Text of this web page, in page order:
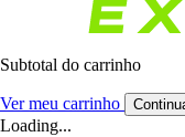
Subtotal do carrinho
Ver meu carrinho
Loading...